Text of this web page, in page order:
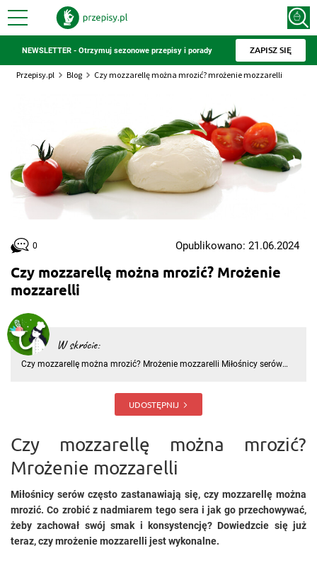
NEWSLETTER - Otrzymuj sezonowe przepisy i porady ZAPISZ SIĘ
Przepisy.pl Blog Czy mozzarellę można mrozić? mrożenie mozzarelli
Czy mozzarellę można mrozić? Mrożenie
mozzarelli
W skrócie:
Czy mozzarellę można mrozić? Mrożenie mozzarelli Miłośnicy serów
smak i konsystencję? Dowiedzcie się już teraz, czy mrożenie m
UDOSTĘPNIJ
0 Opublikowano: 21.06.2024
Czy mozzarellę można mrozić?
Mrożenie mozzarelli
Miłośnicy serów często zastanawiają się, czy mozzarellę można
mrozić. Co zrobić z nadmiarem tego sera i jak go przechowywać,
żeby zachował swój smak i konsystencję? Dowiedzcie się już
teraz, czy mrożenie mozzarelli jest wykonalne.